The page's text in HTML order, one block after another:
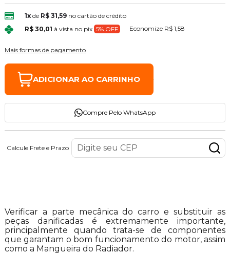
1xde R$ 31,59 no cartão de crédito
R$ 30,01 à vista no pix 5% OFF Economize R$ 1,58
Mais formas de pagamento
ADICIONAR AO CARRINHO
Compre Pelo WhatsApp
Calcule Frete e Prazo
Verificar a parte mecânica do carro e substituir as
peças danificadas é extremamente importante,
principalmente quando trata-se de componentes
que garantam o bom funcionamento do motor, assim
como a Mangueira do Radiador.